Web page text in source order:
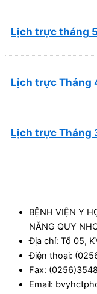
Lịch trực tháng
Lịch trực Tháng
Lịch trực Tháng
BỆNH VIỆN Y
NĂNG QUY
Địa chỉ: Tổ 05,
Điện thoại:
Fax:
Email: